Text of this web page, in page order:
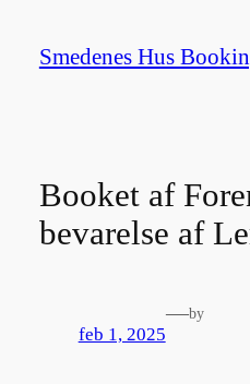
indholdSmedenes Hus
Booket af
bevarelse af
feb 1, 2025
—by